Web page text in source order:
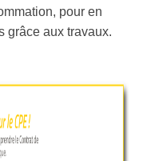
pour en
grâce aux travaux.